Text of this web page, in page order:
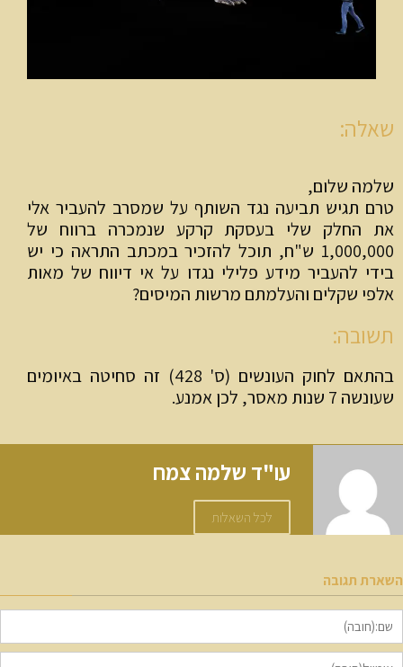
שלום,
תגיש תביעה נגד השותף על שמסרב להעביר אלי
החלק שלי בעסקת קרקע שנמכרה ברווח של
1,000,000 ש"ח, תוכל להזכיר במכתב התראה כי יש
להעביר מידע פלילי נגדו על אי דיווח של מאות
שקלים והעלמתם מרשות המיסים?
בהתאם לחוק העונשים (ס' 428) זה סחיטה באיומים
7 שנות מאסר, לכן אמנע.
עו"ד שלמה צמח
לכל השאלות
תגובה